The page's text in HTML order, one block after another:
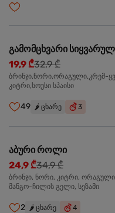
გამომცხვარი
19,9 ₾32,9 ₾
ბრინჯი,ნორი,ორაგული,კრემ-
კიტრი,სოუსი სპაისი
49 🌶️ ცხარე 3
აბური როლი
24,9 ₾34,9 ₾
ბრინჯი, ნორი, კიტრი,
მანგო-ჩილის გელი, სეზამი
2 🌶️ ცხარე 4